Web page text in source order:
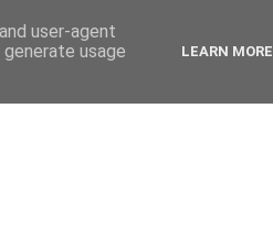
user-agent
usage
LEARN MORE